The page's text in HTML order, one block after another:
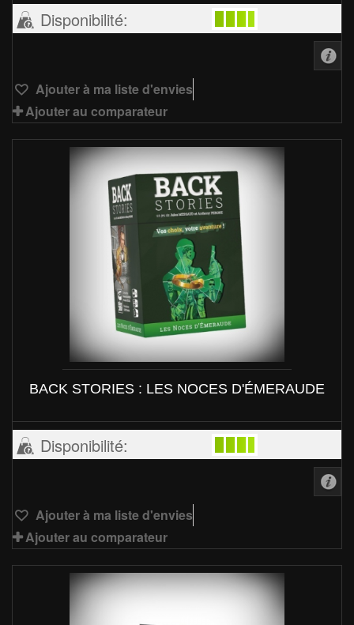
Disponibilité:
Ajouter à ma liste d'envies
Ajouter au comparateur
BACK STORIES : LES NOCES D'ÉMERAUDE
Disponibilité:
Ajouter à ma liste d'envies
Ajouter au comparateur